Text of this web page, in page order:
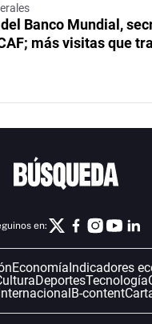
Banco Mundial,
más visitas que
en:
EconomíaIndicadores
DeportesTecnología
B-content